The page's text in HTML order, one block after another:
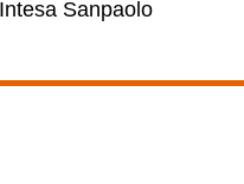
Sanpaolo